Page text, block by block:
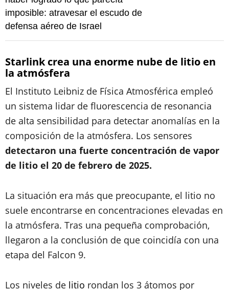
imposible: atravesar el escudo de
defensa aéreo de Israel
Starlink crea una enorme nube de litio en
la atmósfera
El Instituto Leibniz de Física Atmosférica empleó
un sistema lidar de fluorescencia de resonancia
de alta sensibilidad para detectar anomalías en la
composición de la atmósfera. Los sensores
detectaron una fuerte concentración de vapor
de litio el 20 de febrero de 2025.
La situación era más que preocupante, el litio no
suele encontrarse en concentraciones elevadas en
la atmósfera. Tras una pequeña comprobación,
llegaron a la conclusión de que coincidía con una
etapa del Falcon 9.
Los niveles de litio rondan los 3 átomos por